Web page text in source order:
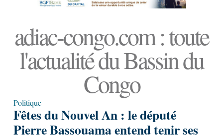
adiac-congo.com : toute
l'actualité du Bassin du
Congo
Politique
Fêtes du Nouvel An : le député
Pierre Bassouama entend tenir ses